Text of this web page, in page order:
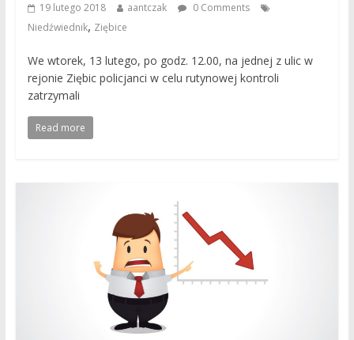
19 lutego 2018 aantczak
0 Comments
Niedźwiednik, Ziębice
We wtorek, 13 lutego, po godz. 12.00, na jednej z ulic w
rejonie Ziębic policjanci w celu rutynowej kontroli
zatrzymali
Read more